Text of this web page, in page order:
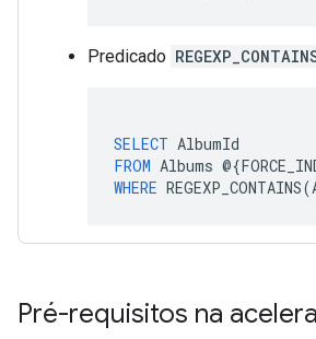
Predicado
SELECT AlbumId
FROM Albums @{
WHERE REGEXP_CONTAINS(
Pré-requisitos na